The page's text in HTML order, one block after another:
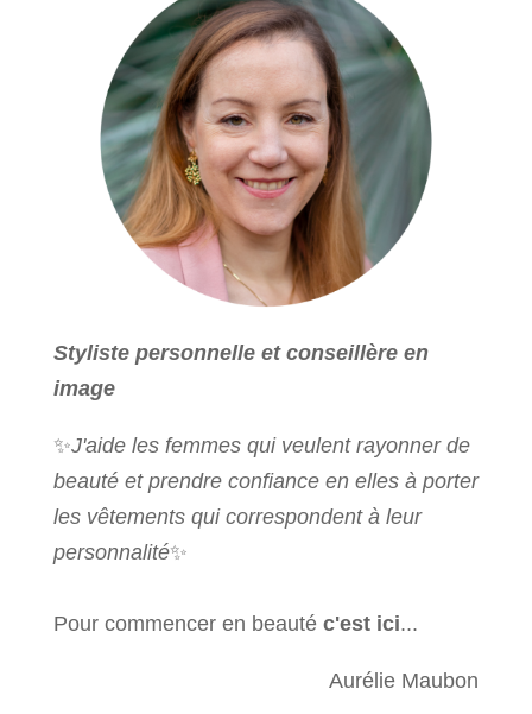
Styliste personnelle et conseillère en
image
✨J'aide les femmes qui veulent rayonner de
beauté et prendre confiance en elles à porter
les vêtements qui correspondent à leur
personnalité✨
Pour commencer en beauté c'est ici...
Aurélie Maubon